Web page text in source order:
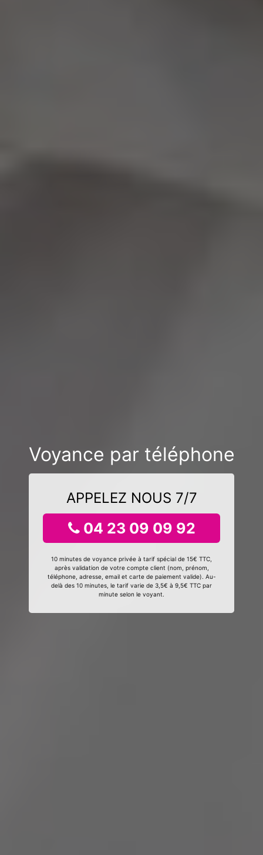
Voyance par téléphone
APPELEZ NOUS 7/7
04 23 09 09 92
10 minutes de voyance privée à tarif spécial de 15€ TTC,
après validation de votre compte client (nom, prénom,
téléphone, adresse, email et carte de paiement valide). Au-
delà des 10 minutes, le tarif varie de 3,5€ à 9,5€ TTC par
minute selon le voyant.